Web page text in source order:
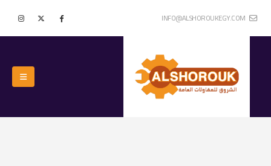
INFO@ALSHOROUKEGY.COM